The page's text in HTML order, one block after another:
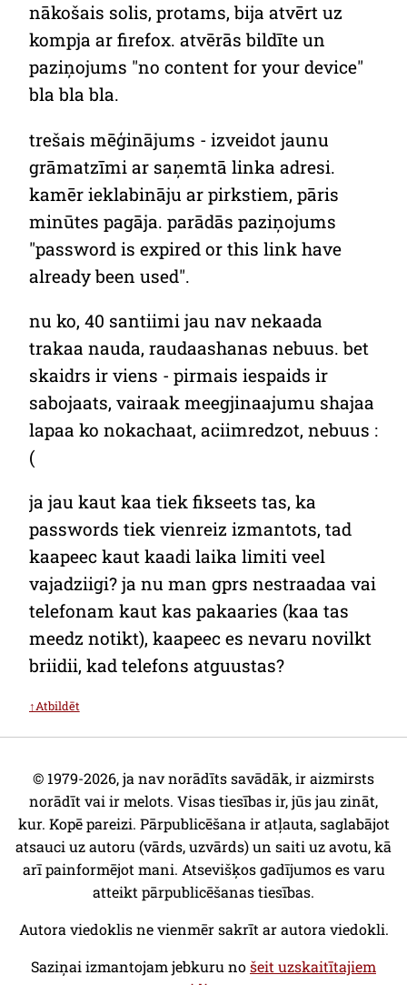
nākošais solis, protams, bija atvērt uz
kompja ar firefox. atvērās bildīte un
paziņojums "no content for your device"
bla bla bla.
trešais mēģinājums - izveidot jaunu
grāmatzīmi ar saņemtā linka adresi.
kamēr ieklabināju ar pirkstiem, pāris
minūtes pagāja. parādās paziņojums
"password is expired or this link have
already been used".
nu ko, 40 santiimi jau nav nekaada
trakaa nauda, raudaashanas nebuus. bet
skaidrs ir viens - pirmais iespaids ir
sabojaats, vairaak meegjinaajumu shajaa
lapaa ko nokachaat, aciimredzot, nebuus :
(
ja jau kaut kaa tiek fikseets tas, ka
passwords tiek vienreiz izmantots, tad
kaapeec kaut kaadi laika limiti veel
vajadziigi? ja nu man gprs nestraadaa vai
telefonam kaut kas pakaaries (kaa tas
meedz notikt), kaapeec es nevaru novilkt
briidii, kad telefons atguustas?
↑Atbildēt
© 1979-2026, ja nav norādīts savādāk, ir aizmirsts
norādīt vai ir melots. Visas tiesības ir, jūs jau zināt,
kur. Kopē pareizi. Pārpublicēšana ir atļauta, saglabājot
atsauci uz autoru (vārds, uzvārds) un saiti uz avotu, kā
arī painformējot mani. Atsevišķos gadījumos es varu
atteikt pārpublicēšanas tiesības.
Autora viedoklis ne vienmēr sakrīt ar autora viedokli.
Saziņai izmantojam jebkuru nošeit uzskaitītajiem